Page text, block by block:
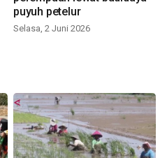
puyuh petelur
Selasa, 2 Juni 2026